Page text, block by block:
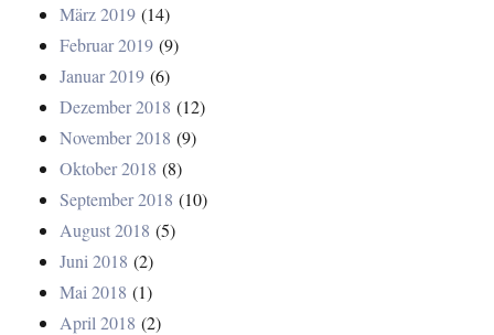
März 2019 (14)
Februar 2019 (9)
Januar 2019 (6)
Dezember 2018 (12)
November 2018 (9)
Oktober 2018 (8)
September 2018 (10)
August 2018 (5)
Juni 2018 (2)
Mai 2018 (1)
April 2018 (2)